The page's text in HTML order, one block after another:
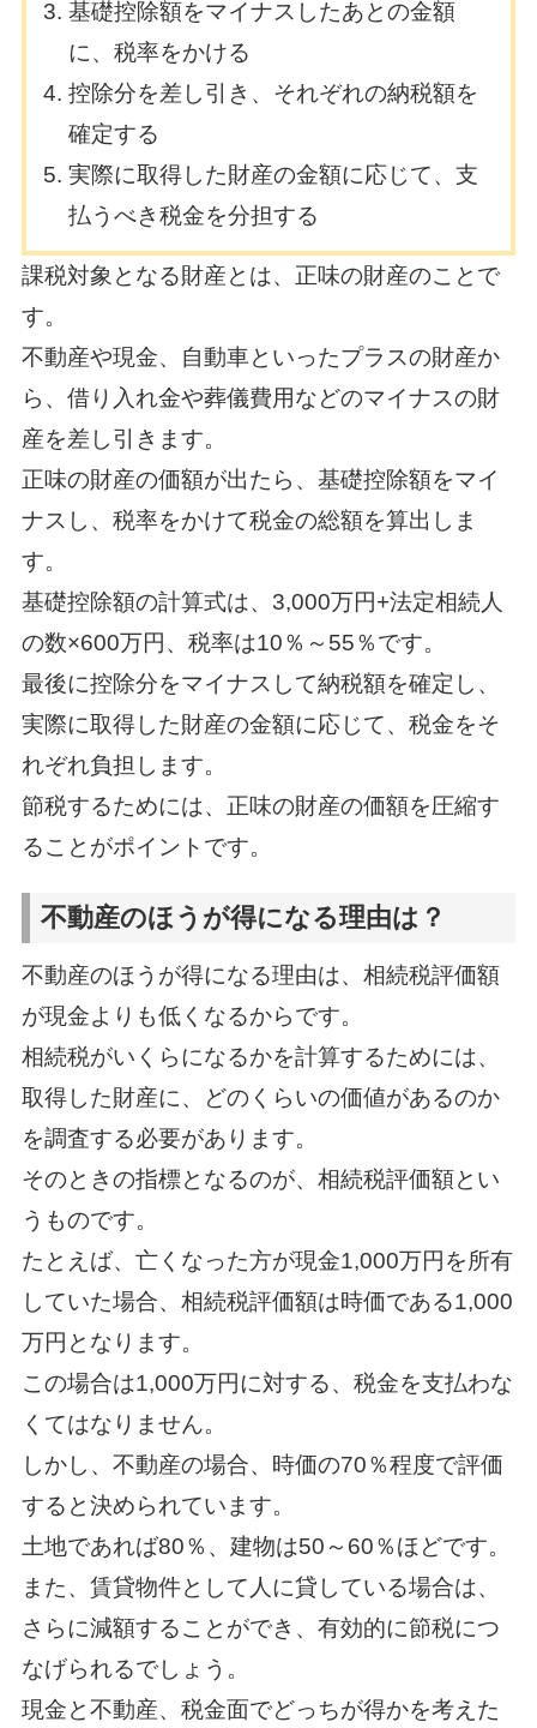
基礎控除額をマイナスしたあとの金額
に、税率をかける
控除分を差し引き、それぞれの納税額を
確定する
実際に取得した財産の金額に応じて、支
払うべき税金を分担する
課税対象となる財産とは、正味の財産のことで
す。
不動産や現金、自動車といったプラスの財産か
ら、借り入れ金や葬儀費用などのマイナスの財
産を差し引きます。
正味の財産の価額が出たら、基礎控除額をマイ
ナスし、税率をかけて税金の総額を算出しま
す。
基礎控除額の計算式は、3,000万円+法定相続人
の数×600万円、税率は10％～55％です。
最後に控除分をマイナスして納税額を確定し、
実際に取得した財産の金額に応じて、税金をそ
れぞれ負担します。
節税するためには、正味の財産の価額を圧縮す
ることがポイントです。
不動産のほうが得になる理由は？
不動産のほうが得になる理由は、相続税評価額
が現金よりも低くなるからです。
相続税がいくらになるかを計算するためには、
取得した財産に、どのくらいの価値があるのか
を調査する必要があります。
そのときの指標となるのが、相続税評価額とい
うものです。
たとえば、亡くなった方が現金1,000万円を所有
していた場合、相続税評価額は時価である1,000
万円となります。
この場合は1,000万円に対する、税金を支払わな
くてはなりません。
しかし、不動産の場合、時価の70％程度で評価
すると決められています。
土地であれば80％、建物は50～60％ほどです。
また、賃貸物件として人に貸している場合は、
さらに減額することができ、有効的に節税につ
なげられるでしょう。
現金と不動産、税金面でどっちが得かを考えた